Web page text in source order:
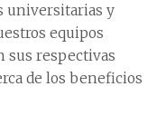
universitarias y
equipos
sus respectivas
de los beneficios